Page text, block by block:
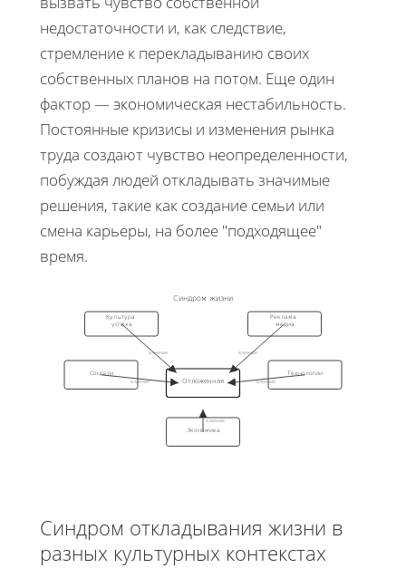
недостаточности и, как следствие,
стремление к перекладыванию своих
собственных планов на потом. Еще один
фактор — экономическая нестабильность.
Постоянные кризисы и изменения рынка
труда создают чувство неопределенности,
побуждая людей откладывать значимые
решения, такие как создание семьи или
смена карьеры, на более "подходящее"
время.
Синдром жизни
Культура
успеха
Реклама
медиа
Соцсети Технологии
Отложенная
Экономика
влияние влияние
влияние влияние
влияние
Синдром откладывания жизни в
разных культурных контекстах